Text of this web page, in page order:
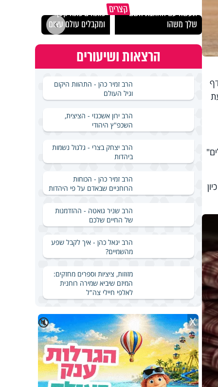
קצריםתעשה עם האהבת השם
שלך משהו
פותחים פתח קטן -
ומקבלים עולם עצום
הרצאות ושיעורים
הרב זמיר כהן - התהוות היקום
וגיל העולם
הרב ירון אשכנזי - הציצית,
השכפ"ץ היהודי
הרב יצחק בצרי - גלגול נשמות
ביהדות
הרב זמיר כהן - הכוחות
הרוחניים שבאדם על פי היהדות
הרב שניר גואטה - ההזדמנות
של החיים שלכם
הרב יגאל כהן - איך לקבל שפע
מהשמיים?
מזוזות, ציציות וספרים מחזקים:
המיזם שיביא שמירה רוחנית
לאלפי חיילי צה"ל
🔇 X